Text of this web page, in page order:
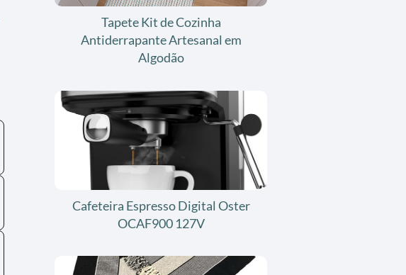
Tapete Kit de Cozinha
Antiderrapante Artesanal em
Algodão
Cafeteira Espresso Digital Oster
OCAF900 127V